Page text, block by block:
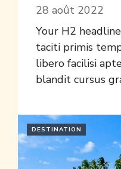
28 août 2022
Your H2
taciti primis
libero facilisi
blandit cursus
DESTINATION